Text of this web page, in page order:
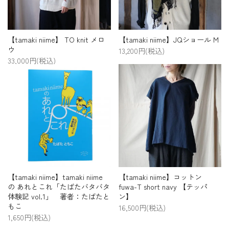
【tamaki niime】 TO knit メロ
ウ
33,000円(税込)
【tamaki niime】JQショール M
13,200円(税込)
【tamaki niime】tamaki niime
の あれとこれ「たばたバタバタ
体験記 vol.1」 著者：たばたと
もこ
1,650円(税込)
【tamaki niime】コットン
fuwa-T short navy 【テッパ
ン】
16,500円(税込)